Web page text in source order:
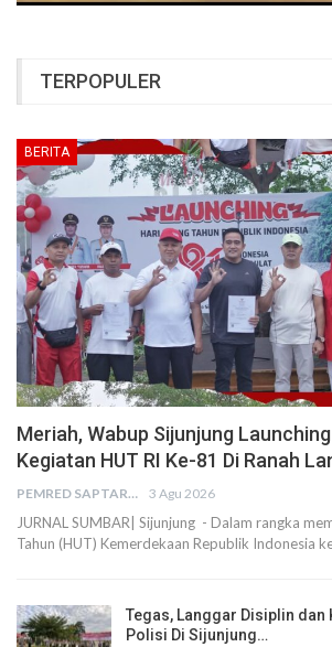
TERPOPULER
BERITA
Meriah, Wabup Sijunjung
Kegiatan HUT RI Ke-81 Di Ranah
PEMRED SAPTARIUS 3 Agu 2026
JURNAL SUMBAR| Sijunjung - Dalam rangka
Tahun (HUT) Kemerdekaan Republik Indonesia
Tegas, Langgar Disiplin dan
Polisi Di Sijunjung…